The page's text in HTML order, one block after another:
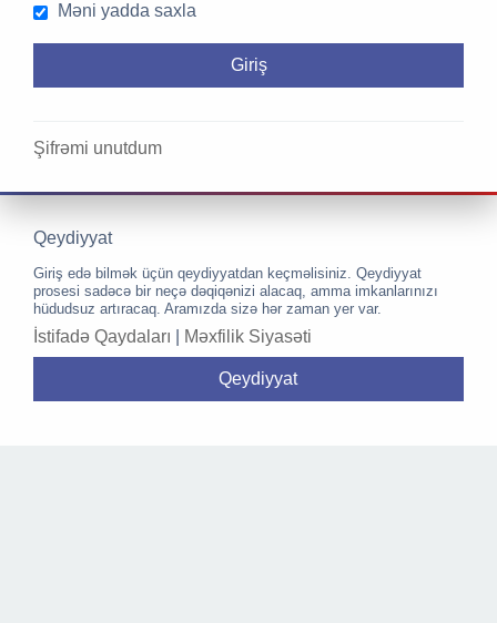
Məni yadda saxla
Şifrəmi unutdum
Qeydiyyat
Giriş edə bilmək üçün qeydiyyatdan keçməlisiniz. Qeydiyyat
prosesi sadəcə bir neçə dəqiqənizi alacaq, amma imkanlarınızı
hüdudsuz artıracaq. Aramızda sizə hər zaman yer var.
İstifadə Qaydaları Məxfilik Siyasəti
Qeydiyyat